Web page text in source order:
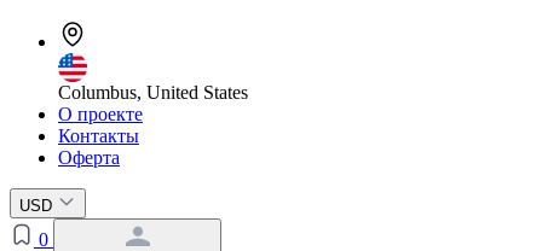
Columbus, United States
О проекте
Контакты
Оферта
USD
0